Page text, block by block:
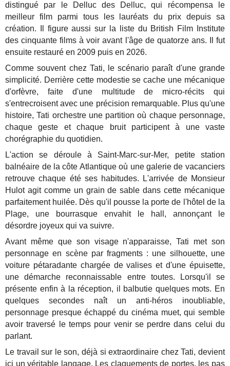
distingué par le Delluc des Delluc, qui récompensa le
meilleur film parmi tous les lauréats du prix depuis sa
création. Il figure aussi sur la liste du British Film Institute
des cinquante films à voir avant l'âge de quatorze ans. Il fut
ensuite restauré en 2009 puis en 2026.
Comme souvent chez Tati, le scénario paraît d'une grande
simplicité. Derrière cette modestie se cache une mécanique
d'orfèvre, faite d'une multitude de micro-récits qui
s'entrecroisent avec une précision remarquable. Plus qu'une
histoire, Tati orchestre une partition où chaque personnage,
chaque geste et chaque bruit participent à une vaste
chorégraphie du quotidien.
L'action se déroule à Saint-Marc-sur-Mer, petite station
balnéaire de la côte Atlantique où une galerie de vacanciers
retrouve chaque été ses habitudes. L'arrivée de Monsieur
Hulot agit comme un grain de sable dans cette mécanique
parfaitement huilée. Dès qu'il pousse la porte de l'hôtel de la
Plage, une bourrasque envahit le hall, annonçant le
désordre joyeux qui va suivre.
Avant même que son visage n'apparaisse, Tati met son
personnage en scène par fragments : une silhouette, une
voiture pétaradante chargée de valises et d'une épuisette,
une démarche reconnaissable entre toutes. Lorsqu'il se
présente enfin à la réception, il balbutie quelques mots. En
quelques secondes naît un anti-héros inoubliable,
personnage presque échappé du cinéma muet, qui semble
avoir traversé le temps pour venir se perdre dans celui du
parlant.
Le travail sur le son, déjà si extraordinaire chez Tati, devient
ici un véritable langage. Les claquements de portes, les pas